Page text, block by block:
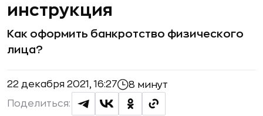
инструкция
Как оформить банкротство физического
лица?
22 декабря 2021, 16:27 8 минут
Поделиться: